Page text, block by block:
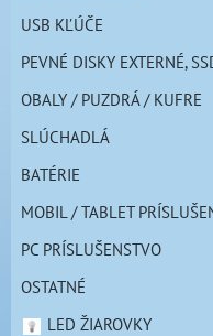
USB KĽÚČE
PEVNÉ DISKY EXTERNÉ,
OBALY / PUZDRÁ / KUFRE
SLÚCHADLÁ
BATÉRIE
MOBIL / TABLET
PC PRÍSLUŠENSTVO
OSTATNÉ
LED ŽIAROVKY